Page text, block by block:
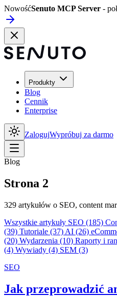
NowośćSenuto MCP Server -
Produkty
Blog
Cennik
Enterprise
ZalogujWypróbuj za darmo
Blog
Strona 2
329 artykułów o SEO, content
Wszystkie artykuły SEO (185)
(39) Tutoriale (37) AI (26)
(20) Wydarzenia (10) Raporty i
(4) Wywiady (4) SEM (3)
SEO
Jak przeprowadzić